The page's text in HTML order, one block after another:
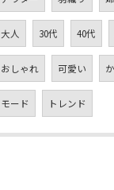
大人 30代 40代
おしゃれ 可愛い
モード トレンド